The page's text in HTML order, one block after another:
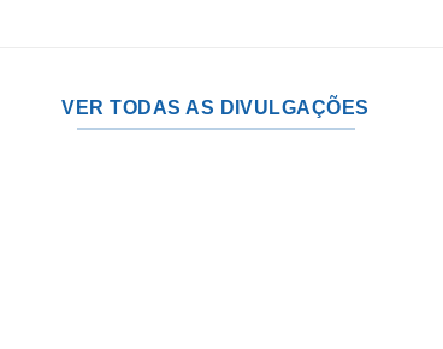
VER TODAS AS DIVULGAÇÕES